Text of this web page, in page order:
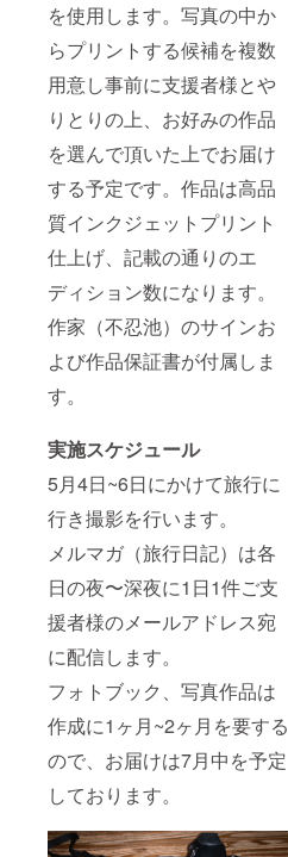
を使用します。写真の中か
らプリントする候補を複数
用意し事前に支援者様とや
りとりの上、お好みの作品
を選んで頂いた上でお届け
する予定です。作品は高品
質インクジェットプリント
仕上げ、記載の通りのエ
ディション数になります。
作家（不忍池）のサインお
よび作品保証書が付属しま
す。
実施スケジュール
5月4日~6日にかけて旅行に
行き撮影を行います。
メルマガ（旅行日記）は各
日の夜〜深夜に1日1件ご支
援者様のメールアドレス宛
に配信します。
フォトブック、写真作品は
作成に1ヶ月~2ヶ月を要する
ので、お届けは7月中を予定
しております。